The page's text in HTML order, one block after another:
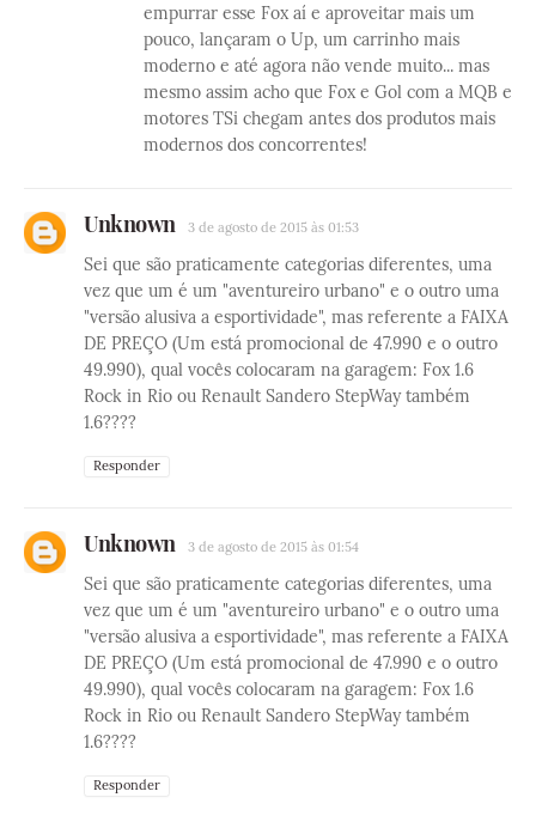
empurrar esse Fox aí e aproveitar mais um
pouco, lançaram o Up, um carrinho mais
moderno e até agora não vende muito... mas
mesmo assim acho que Fox e Gol com a MQB e
motores TSi chegam antes dos produtos mais
modernos dos concorrentes!
Unknown 3 de agosto de 2015 às 01:53
Sei que são praticamente categorias diferentes, uma
vez que um é um "aventureiro urbano" e o outro uma
"versão alusiva a esportividade", mas referente a FAIXA
DE PREÇO (Um está promocional de 47.990 e o outro
49.990), qual vocês colocaram na garagem: Fox 1.6
Rock in Rio ou Renault Sandero StepWay também
1.6????
Responder
Unknown 3 de agosto de 2015 às 01:54
Sei que são praticamente categorias diferentes, uma
vez que um é um "aventureiro urbano" e o outro uma
"versão alusiva a esportividade", mas referente a FAIXA
DE PREÇO (Um está promocional de 47.990 e o outro
49.990), qual vocês colocaram na garagem: Fox 1.6
Rock in Rio ou Renault Sandero StepWay também
1.6????
Responder